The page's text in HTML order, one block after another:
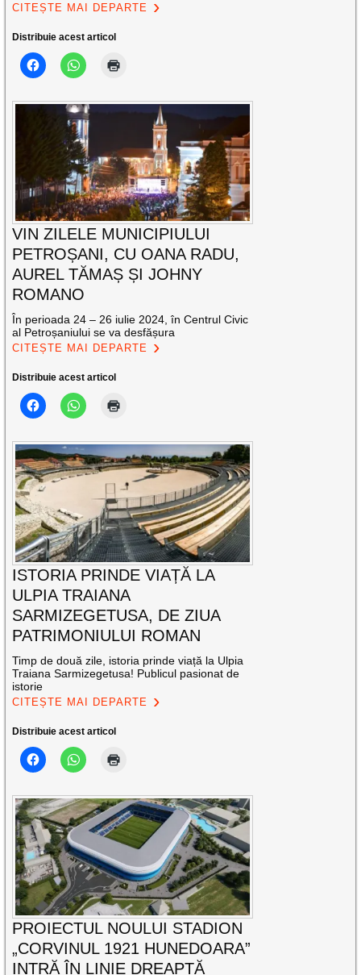
CITEȘTE MAI DEPARTE
Distribuie acest articol
VIN ZILELE MUNICIPIULUI
PETROȘANI, CU OANA RADU,
AUREL TĂMAȘ ȘI JOHNY
ROMANO
În perioada 24 – 26 iulie 2024, în Centrul Civic
al Petroșaniului se va desfășura
CITEȘTE MAI DEPARTE
Distribuie acest articol
ISTORIA PRINDE VIAȚĂ LA
ULPIA TRAIANA
SARMIZEGETUSA, DE ZIUA
PATRIMONIULUI ROMAN
Timp de două zile, istoria prinde viață la Ulpia
Traiana Sarmizegetusa! Publicul pasionat de
istorie
CITEȘTE MAI DEPARTE
Distribuie acest articol
PROIECTUL NOULUI STADION
„CORVINUL 1921 HUNEDOARA”
INTRĂ ÎN LINIE DREAPTĂ